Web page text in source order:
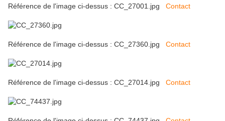
Référence de l'image ci-dessus : CC_27001.jpg Contact
Référence de l'image ci-dessus : CC_27360.jpg Contact
Référence de l'image ci-dessus : CC_27014.jpg Contact